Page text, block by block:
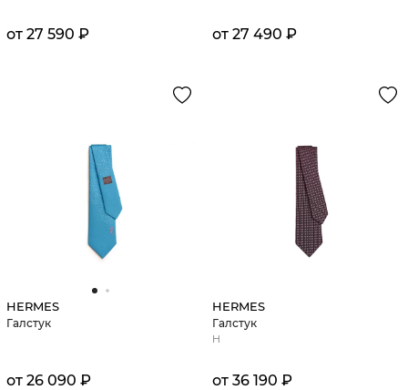
от 27 590 ₽ от 27 490 ₽
HERMES
Галстук
от 26 090 ₽
HERMES
Галстук
H
от 36 190 ₽